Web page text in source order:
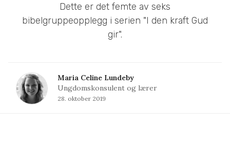
Dette er det femte av seks
bibelgruppeopplegg i serien "I den kraft Gud
gir".
Maria Celine Lundeby
Ungdomskonsulent og lærer
28. oktober 2019